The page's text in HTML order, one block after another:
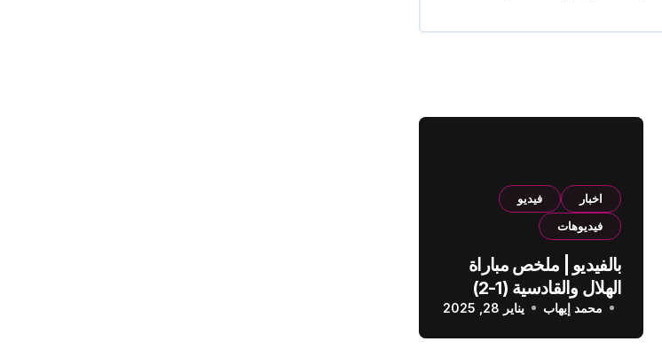
اخبار
فيديو
فيديوهات
بالفيديو | ملخص مباراة
الهلال والقادسية (1-2)
الدوري السعودي
محمد إيهاب يناير 28, 2025